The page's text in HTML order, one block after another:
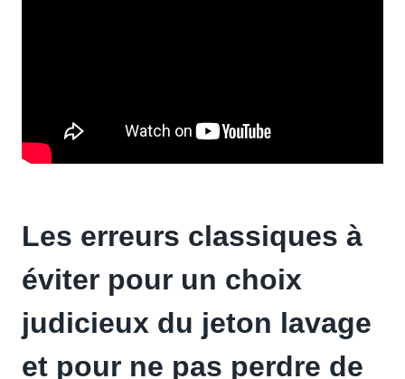
Les erreurs classiques à
éviter pour un choix
judicieux du jeton lavage
et pour ne pas perdre de